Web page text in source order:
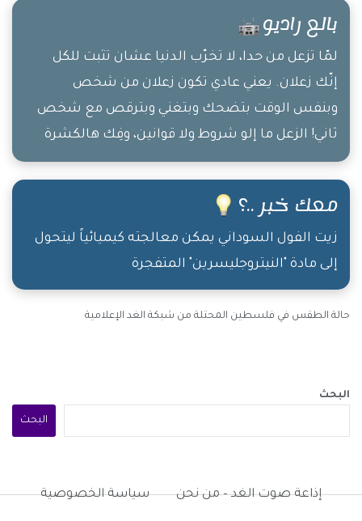
بالع راديو
لمّا تزعل من حدا، لا تخرّب الدنيا عشان تثبت للكل
إنّك زعلان. يعني عادي تكون زعلان من شخص
وبنفس الوقت بتضحك وبتغني وبترقص مع شخص
ثاني! الزعل ما إلو شروط ولا قوانين، وفِك هالكشرة
اللي بتقطع الخميرة من الخبز، اليوم اللي ما بتضحك
معك خبر ..؟
زيت الفول السوداني يمكن معالجته كيميائياً ليتحول
إلى مادة "النيتروجليسرين" المتفجرة
حالة الطقس في فلسطين المحتلة من شبكة الغد الإعلامية
البحث
البحث
إذاعة صوت الغد – من نحن سياسة الخصوصية